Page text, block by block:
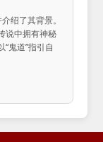
绍了其背景。
说中拥有神秘
鬼道”指引自